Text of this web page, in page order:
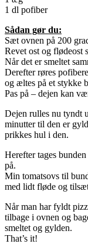
1 dl pofiber
Sådan gør du:
Sæt ovnen på 200
Revet ost og flødeost
Når det er smeltet
Derefter røres
og æltes på et stykke
Pas på – dejen kan
Dejen rulles nu tyndt
minutter til den er
prikkes hul i den.
Herefter tages
på.
Min tomatsovs til
med lidt fløde og
Når man har fyldt
tilbage i ovnen og
smeltet og gylden.
That’s it!